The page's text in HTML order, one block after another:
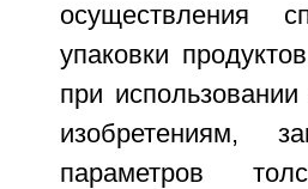
осуществления
упаковки
при
изобретениям,
параметров